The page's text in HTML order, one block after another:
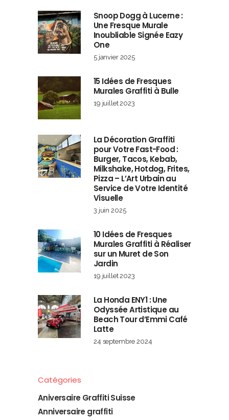
Snoop Dogg à Lucerne :
Une Fresque Murale
Inoubliable Signée Eazy
One
5 janvier 2025
15 Idées de Fresques
Murales Graffiti à Bulle
19 juillet 2023
La Décoration Graffiti
pour Votre Fast-Food :
Burger, Tacos, Kebab,
Milkshake, Hotdog, Frites,
Pizza – L’Art Urbain au
Service de Votre Identité
Visuelle
3 juin 2025
10 Idées de Fresques
Murales Graffiti à Réaliser
sur un Muret de Son
Jardin
19 juillet 2023
La Honda ENY1 : Une
Odyssée Artistique au
Beach Tour d’Emmi Café
Latte
24 septembre 2024
Catégories
Aniversaire Graffiti Suisse
Anniversaire graffiti